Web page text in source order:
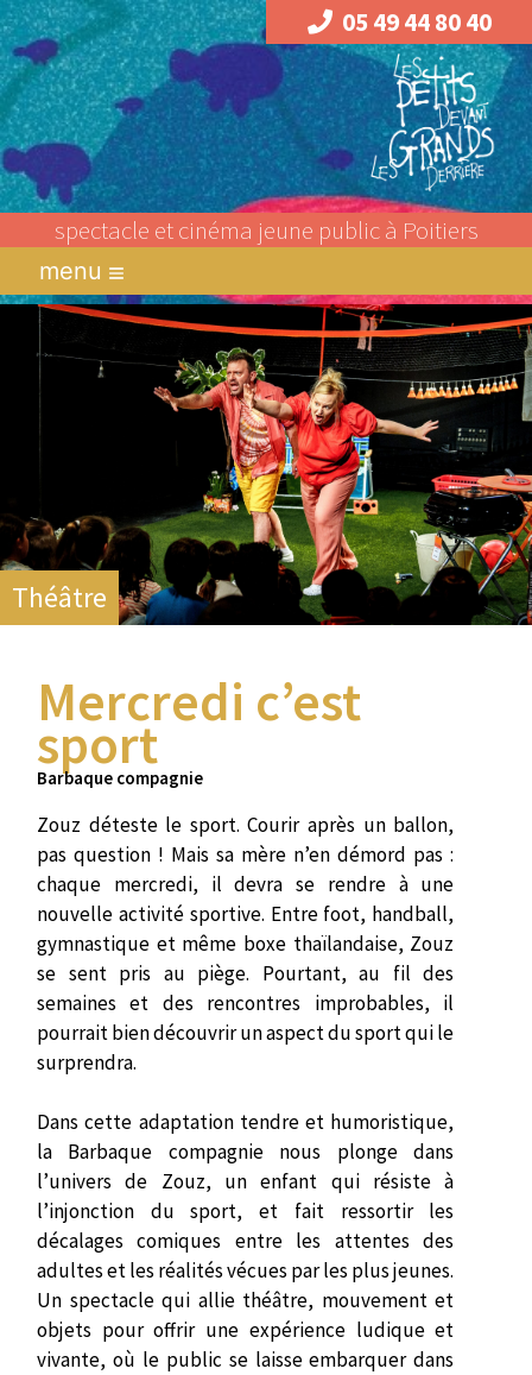
05 49 44 80 40
spectacle et cinéma jeune public à Poitiers
menu
Théâtre
Mercredi c’est
sport
Barbaque compagnie
Zouz déteste le sport. Courir après un ballon,
pas question ! Mais sa mère n’en démord pas :
chaque mercredi, il devra se rendre à une
nouvelle activité sportive. Entre foot, handball,
gymnastique et même boxe thaïlandaise, Zouz
se sent pris au piège. Pourtant, au fil des
semaines et des rencontres improbables, il
pourrait bien découvrir un aspect du sport qui le
surprendra.
Dans cette adaptation tendre et humoristique,
la Barbaque compagnie nous plonge dans
l’univers de Zouz, un enfant qui résiste à
l’injonction du sport, et fait ressortir les
décalages comiques entre les attentes des
adultes et les réalités vécues par les plus jeunes.
Un spectacle qui allie théâtre, mouvement et
objets pour offrir une expérience ludique et
vivante, où le public se laisse embarquer dans